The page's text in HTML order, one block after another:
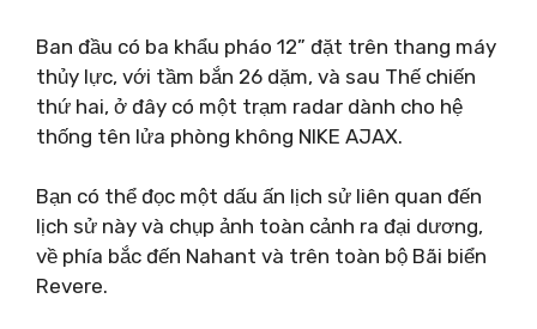
Ban đầu có ba khẩu pháo 12” đặt trên thang máy
thủy lực, với tầm bắn 26 dặm, và sau Thế chiến
thứ hai, ở đây có một trạm radar dành cho hệ
thống tên lửa phòng không NIKE AJAX.
Bạn có thể đọc một dấu ấn lịch sử liên quan đến
lịch sử này và chụp ảnh toàn cảnh ra đại dương,
về phía bắc đến Nahant và trên toàn bộ Bãi biển
Revere.